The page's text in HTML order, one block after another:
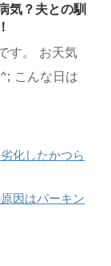
気？夫との馴
す。 お天気
こんな日は
化したかつら
因はパーキン